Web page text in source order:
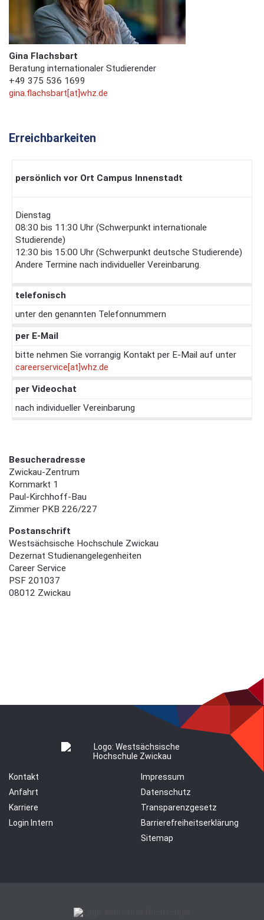
Gina Flachsbart
Beratung internationaler Studierender
+49 375 536 1699
gina.flachsbart[at]whz.de
Erreichbarkeiten
persönlich vor Ort Campus Innenstadt
Dienstag
08:30 bis 11:30 Uhr (Schwerpunkt internationale
Studierende)
12:30 bis 15:00 Uhr (Schwerpunkt deutsche Studierende)
Andere Termine nach individueller Vereinbarung.
telefonisch
unter den genannten Telefonnummern
per E-Mail
bitte nehmen Sie vorrangig Kontakt per E-Mail auf unter
careerservice[at]whz.de
per Videochat
nach individueller Vereinbarung
Besucheradresse
Zwickau-Zentrum
Kornmarkt 1
Paul-Kirchhoff-Bau
Zimmer PKB 226/227
Postanschrift
Westsächsische Hochschule Zwickau
Dezernat Studienangelegenheiten
Career Service
PSF 201037
08012 Zwickau
Kontakt
Anfahrt
Karriere
Login Intern
Impressum
Datenschutz
Transparenzgesetz
Barrierefreiheitserklärung
Sitemap